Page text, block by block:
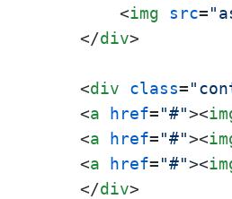
<img src=
</div>
<div class=
<a href="#"><
<a href="#"><
<a href="#"><
</div>